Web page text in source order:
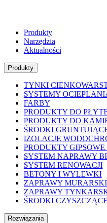
Produkty
Narzędzia
Aktualności
Produkty
TYNKI
SYSTEMY
FARBY
PRODUKTY DO
PRODUKTY DO
ŚRODKI
IZOLACJE
PRODUKTY
SYSTEM NAPRAWY
SYSTEM RENOWACJI
BETONY I WYLEWKI
ZAPRAWY
ZAPRAWY
ŚRODKI
Rozwiązania